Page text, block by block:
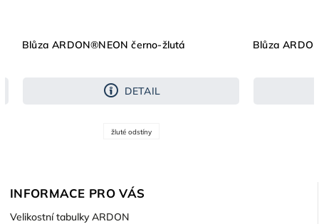
Blůza ARDON®NEON černo-žlutá
DETAIL
žluté odstíny
Blůza
INFORMACE PRO VÁS
Velikostní tabulky ARDON